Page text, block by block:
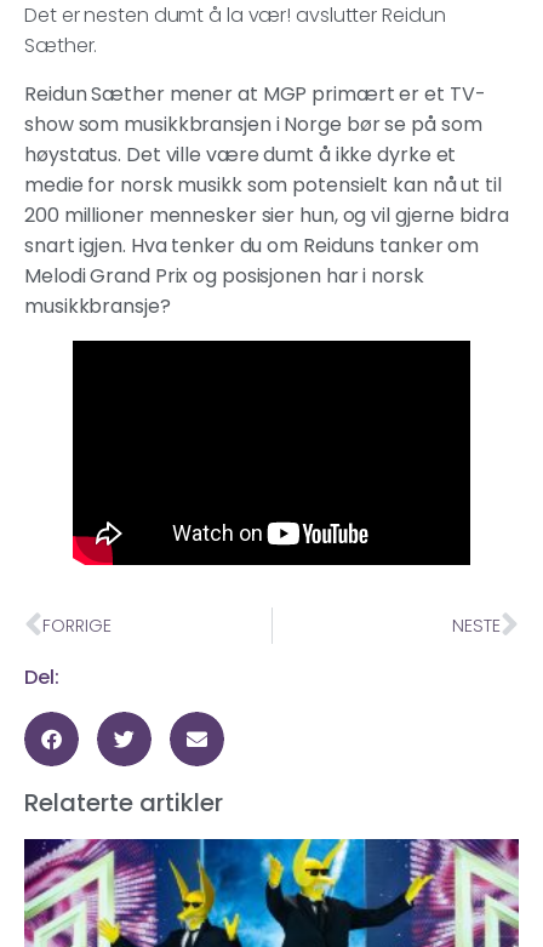
Det er nesten dumt å la vær! avslutter Reidun
Sæther.
Reidun Sæther mener at MGP primært er et TV-
show som musikkbransjen i Norge bør se på som
høystatus. Det ville være dumt å ikke dyrke et
medie for norsk musikk som potensielt kan nå ut til
200 millioner mennesker sier hun, og vil gjerne bidra
snart igjen. Hva tenker du om Reiduns tanker om
Melodi Grand Prix og posisjonen har i norsk
musikkbransje?
FORRIGE NESTE
Del:
Relaterte artikler